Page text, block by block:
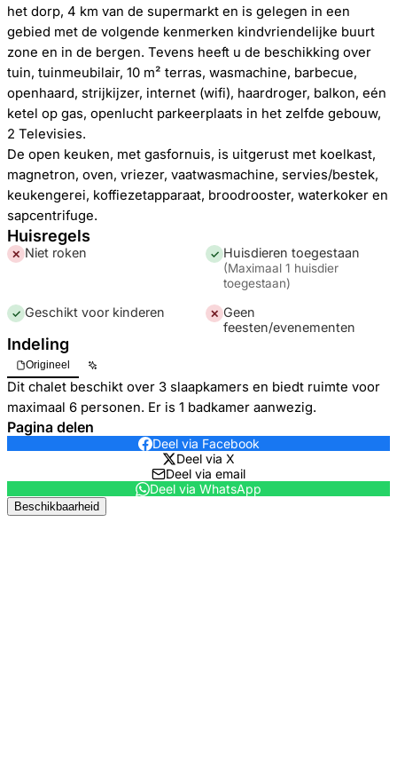
het dorp, 4 km van de supermarkt en is gelegen in een
gebied met de volgende kenmerken kindvriendelijke buurt
zone en in de bergen. Tevens heeft u de beschikking over
tuin, tuinmeubilair, 10 m² terras, wasmachine, barbecue,
openhaard, strijkijzer, internet (wifi), haardroger, balkon, eén
ketel op gas, openlucht parkeerplaats in het zelfde gebouw,
2 Televisies.
De open keuken, met gasfornuis, is uitgerust met koelkast,
magnetron, oven, vriezer, vaatwasmachine, servies/bestek,
keukengerei, koffiezetapparaat, broodrooster, waterkoker en
sapcentrifuge.
Huisregels
✕ Niet roken ✓ Huisdieren toegestaan
(Maximaal 1 huisdier
toegestaan)
✓ Geschikt voor kinderen ✕ Geen
feesten/evenementen
Indeling
Origineel
Dit chalet beschikt over 3 slaapkamers en biedt ruimte voor
maximaal 6 personen. Er is 1 badkamer aanwezig.
Pagina delen
Deel via Facebook
Deel via X
Deel via email
Deel via WhatsApp
Beschikbaarheid